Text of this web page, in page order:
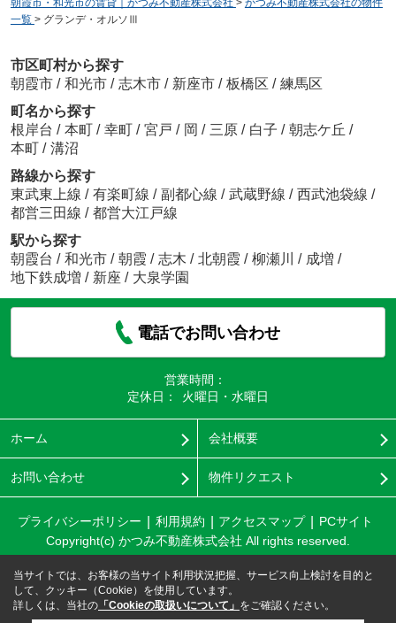
朝霞市・和光市の賃貸｜かつみ不動産株式会社 > かつみ不動産株式会社の物件
一覧 > グランデ・オルソⅢ
市区町村から探す
朝霞市 / 和光市 / 志木市 / 新座市 / 板橋区 / 練馬区
町名から探す
根岸台 / 本町 / 幸町 / 宮戸 / 岡 / 三原 / 白子 / 朝志ケ丘 /
本町 / 溝沼
路線から探す
東武東上線 / 有楽町線 / 副都心線 / 武蔵野線 / 西武池袋線 /
都営三田線 / 都営大江戸線
駅から探す
朝霞台 / 和光市 / 朝霞 / 志木 / 北朝霞 / 柳瀬川 / 成増 /
地下鉄成増 / 新座 / 大泉学園
電話でお問い合わせ
営業時間：
定休日：
火曜日・水曜日
ホーム 会社概要
お問い合わせ 物件リクエスト
プライバシーポリシー 利用規約 アクセスマップ
PCサイト
Copyright(c) かつみ不動産株式会社 All rights reserved.
当サイトでは、お客様の当サイト利用状況把握、サービス向上検討を目的と
して、クッキー（Cookie）を使用しています。
詳しくは、当社の 「Cookieの取扱いについて」 をご確認ください。